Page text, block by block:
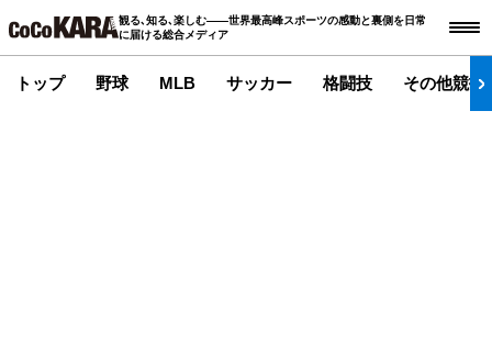
観る､知る､楽しむ――世界最高峰スポーツの感動と裏側を日常
に届ける総合メディア
トップ 野球 MLB サッカー 格闘技 その他競技